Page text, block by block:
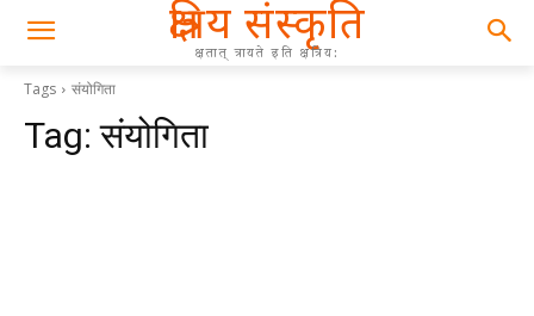
क्षत्रिय संस्कृति
क्षतात् त्रायते इति क्षत्रिय:
Tags संयोगिता
Tag:संयोगिता